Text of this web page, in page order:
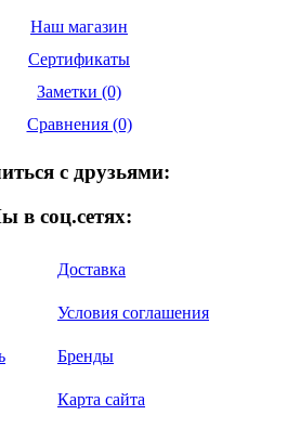
Наш магазин
Сертификаты
Заметки (0)
Сравнения (0)
с друзьями:
в соц.сетях:
Доставка
Условия соглашения
Бренды
Карта сайта